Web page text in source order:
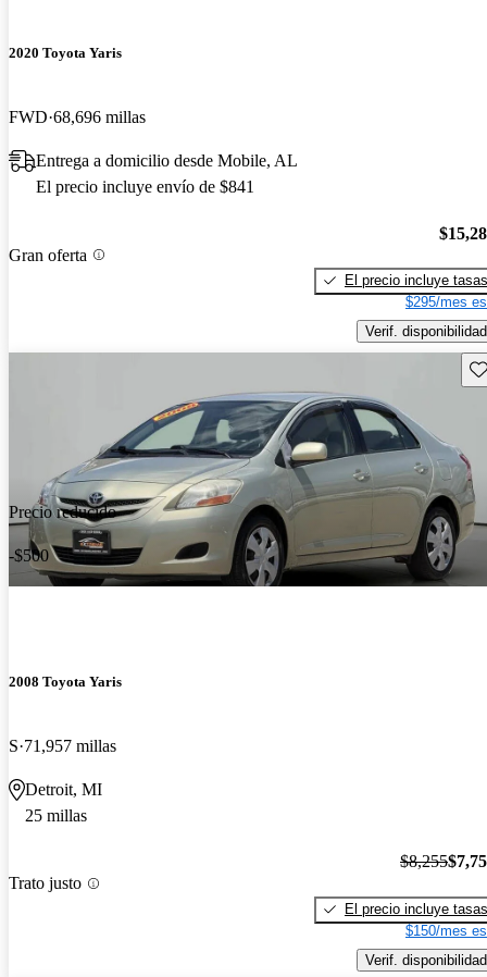
2020 Toyota Yaris
FWD 68,696 millas
Entrega a domicilio desde Mobile, AL
El precio incluye envío de $841
Gran oferta
El precio incluye tasas
$295/mes
Verif. disponibilidad
Precio reducido
-$500
2008 Toyota Yaris
S 71,957 millas
Detroit, MI
25 millas
Trato justo
$8,255
El precio incluye tasas
$150/mes
Verif. disponibilidad